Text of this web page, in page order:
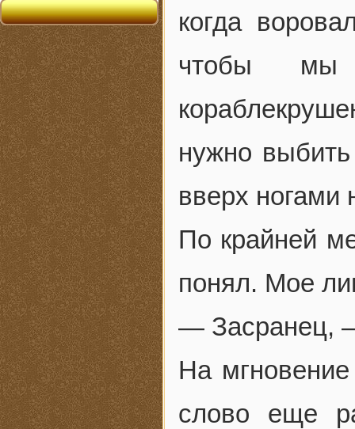
когда
чтобы мы
нужно выбить
вверх ногами
По крайней
понял. Мое
— Засранец,
На
слово еще